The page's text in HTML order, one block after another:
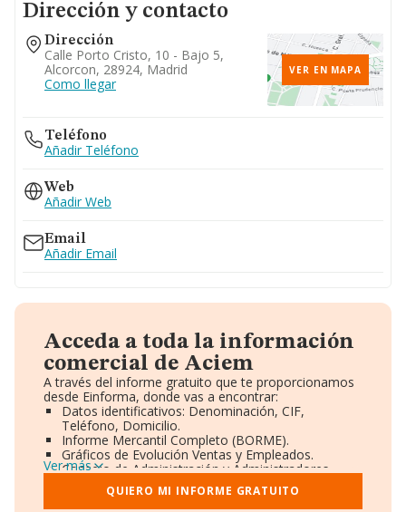
Dirección y contacto
Dirección
Calle Porto Cristo, 10 - Bajo 5,
Alcorcon, 28924, Madrid
Como llegar
VER EN MAPA
Teléfono
Añadir Teléfono
Web
Añadir Web
Email
Añadir Email
Acceda a toda la información
comercial de Aciem
A través del informe gratuito que te proporcionamos
desde Einforma, donde vas a encontrar:
Datos identificativos: Denominación, CIF,
Teléfono, Domicilio.
Informe Mercantil Completo (BORME).
Gráficos de Evolución Ventas y Empleados.
Consejo de Administración y Administradores.
Directivos y Ejecutivos.
Accionistas.
Ver más
QUIERO MI INFORME GRATUITO